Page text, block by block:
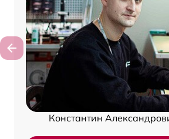
Константин